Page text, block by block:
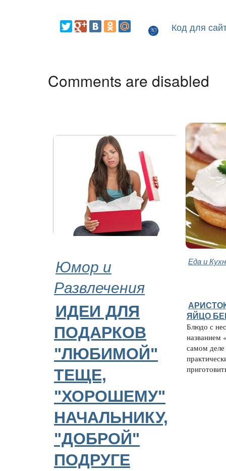
Код для
Comments are disabled
Юмор и
Развлечения
Еда и
ИДЕИ ДЛЯ
ПОДАРКОВ
"ЛЮБИМОЙ"
ТЕЩЕ,
"ХОРОШЕМУ"
НАЧАЛЬНИКУ,
"ДОБРОЙ"
ПОДРУГЕ
ЯЙЦО
Блюдо с
названием
самом